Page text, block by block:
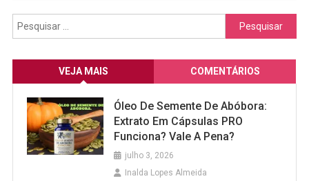
Pesquisar
por:
VEJA MAIS COMENTÁRIOS
Óleo De Semente De Abóbora:
Extrato Em Cápsulas PRO
Funciona? Vale A Pena?
julho 3, 2026
Inalda Lopes Almeida